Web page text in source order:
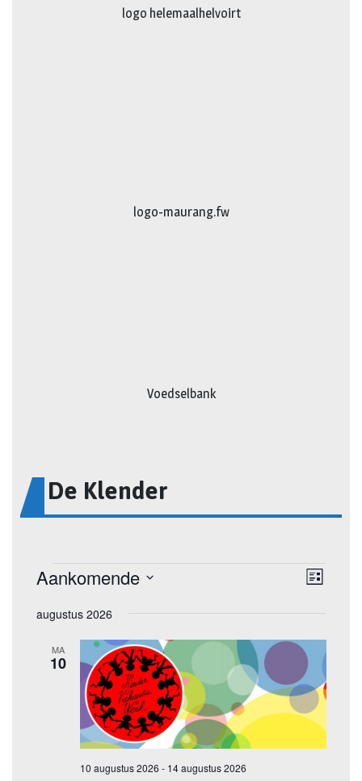
logo truckertruck 2023.fw
johan
Voedselbank
De Klender